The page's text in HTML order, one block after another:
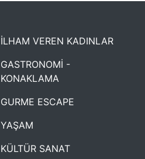
İLHAM VEREN KADINLAR
GASTRONOMİ -
KONAKLAMA
GURME ESCAPE
YAŞAM
KÜLTÜR SANAT